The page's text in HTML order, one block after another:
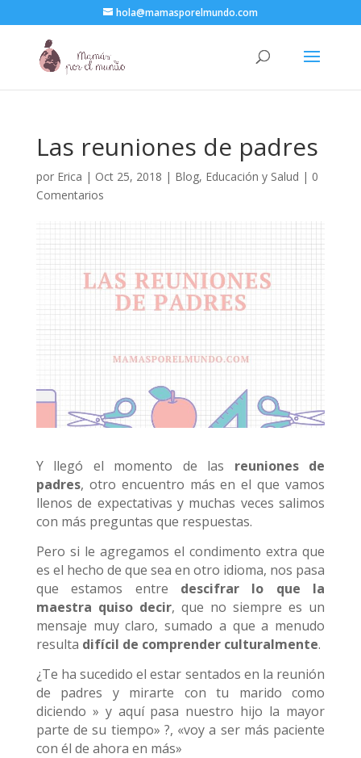
hola@mamasporelmundo.com
Las reuniones de padres
por Erica | Oct 25, 2018 | Blog, Educación y Salud | 0
Comentarios
Y llegó el momento de las reuniones de
padres, otro encuentro más en el que vamos
llenos de expectativas y muchas veces salimos
con más preguntas que respuestas.
Pero si le agregamos el condimento extra que
es el hecho de que sea en otro idioma, nos pasa
que estamos entre descifrar lo que la
maestra quiso decir, que no siempre es un
mensaje muy claro, sumado a que a menudo
resulta difícil de comprender culturalmente.
¿Te ha sucedido el estar sentados en la reunión
de padres y mirarte con tu marido como
diciendo » y aquí pasa nuestro hijo la mayor
parte de su tiempo» ?, «voy a ser más paciente
con él de ahora en más»